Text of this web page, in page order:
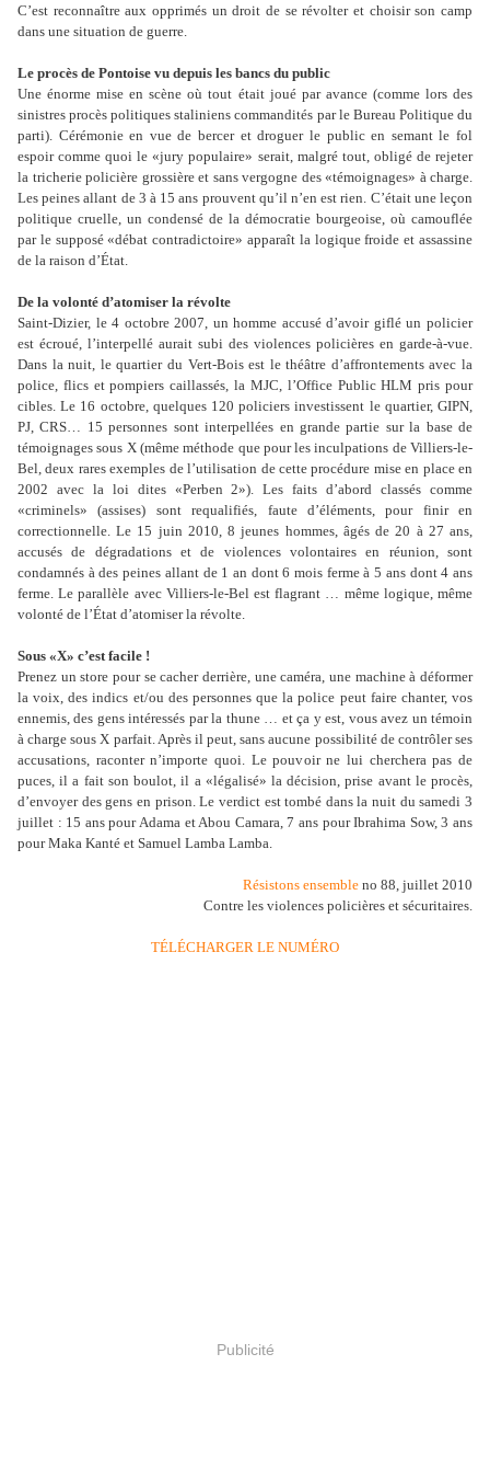
C’est reconnaître aux opprimés un droit de se révolter et choisir son camp
dans une situation de guerre.
Le procès de Pontoise vu depuis les bancs du public
Une énorme mise en scène où tout était joué par avance (comme lors des
sinistres procès politiques staliniens commandités par le Bureau Politique du
parti). Cérémonie en vue de bercer et droguer le public en semant le fol
espoir comme quoi le «jury populaire» serait, malgré tout, obligé de rejeter
la tricherie policière grossière et sans vergogne des «témoignages» à charge.
Les peines allant de 3 à 15 ans prouvent qu’il n’en est rien. C’était une leçon
politique cruelle, un condensé de la démocratie bourgeoise, où camouflée
par le supposé «débat contradictoire» apparaît la logique froide et assassine
de la raison d’État.
De la volonté d’atomiser la révolte
Saint-Dizier, le 4 octobre 2007, un homme accusé d’avoir giflé un policier
est écroué, l’interpellé aurait subi des violences policières en garde-à-vue.
Dans la nuit, le quartier du Vert-Bois est le théâtre d’affrontements avec la
police, flics et pompiers caillassés, la MJC, l’Office Public HLM pris pour
cibles. Le 16 octobre, quelques 120 policiers investissent le quartier, GIPN,
PJ, CRS… 15 personnes sont interpellées en grande partie sur la base de
témoignages sous X (même méthode que pour les inculpations de Villiers-le-
Bel, deux rares exemples de l’utilisation de cette procédure mise en place en
2002 avec la loi dites «Perben 2»). Les faits d’abord classés comme
«criminels» (assises) sont requalifiés, faute d’éléments, pour finir en
correctionnelle. Le 15 juin 2010, 8 jeunes hommes, âgés de 20 à 27 ans,
accusés de dégradations et de violences volontaires en réunion, sont
condamnés à des peines allant de 1 an dont 6 mois ferme à 5 ans dont 4 ans
ferme. Le parallèle avec Villiers-le-Bel est flagrant … même logique, même
volonté de l’État d’atomiser la révolte.
Sous «X» c’est facile !
Prenez un store pour se cacher derrière, une caméra, une machine à déformer
la voix, des indics et/ou des personnes que la police peut faire chanter, vos
ennemis, des gens intéressés par la thune … et ça y est, vous avez un témoin
à charge sous X parfait. Après il peut, sans aucune possibilité de contrôler ses
accusations, raconter n’importe quoi. Le pouvoir ne lui cherchera pas de
puces, il a fait son boulot, il a «légalisé» la décision, prise avant le procès,
d’envoyer des gens en prison. Le verdict est tombé dans la nuit du samedi 3
juillet : 15 ans pour Adama et Abou Camara, 7 ans pour Ibrahima Sow, 3 ans
pour Maka Kanté et Samuel Lamba Lamba.
Résistons ensemble no 88, juillet 2010
Contre les violences policières et sécuritaires.
TÉLÉCHARGER LE NUMÉRO
Publicité